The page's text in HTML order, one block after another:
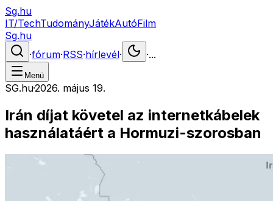
Sg.hu
IT/TechTudományJátékAutóFilm
Sg.hu
·fórum·RSS·hírlevél· ·...
Menü
SG.hu·2026. május 19.
Irán díjat követel az internetkábelek
használatáért a Hormuzi-szorosban